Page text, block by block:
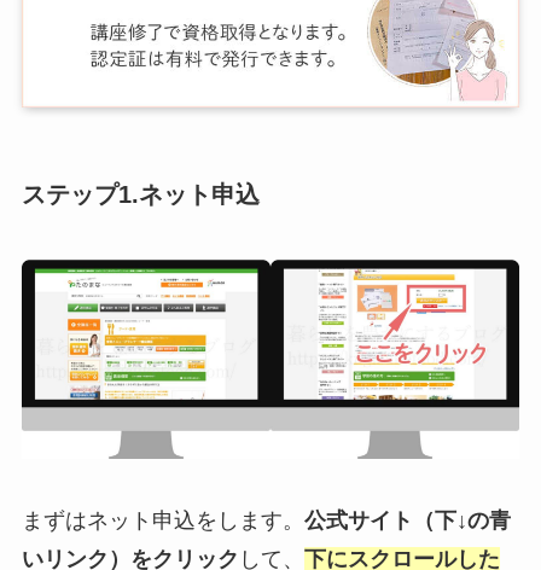
ステップ1.ネット申込
まずはネット申込をします。 公式サイト（下↓の青
いリンク）をクリック して、 下にスクロールした